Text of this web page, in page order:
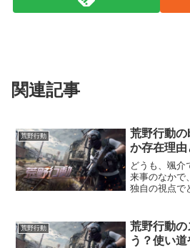
関連記事
荒野行動
荒野行動
か存在理
どうも、颯介
来事のなかで
独自の視点で
は、人気のス
最近よく聞く
荒野行動
荒野行動
う？使い